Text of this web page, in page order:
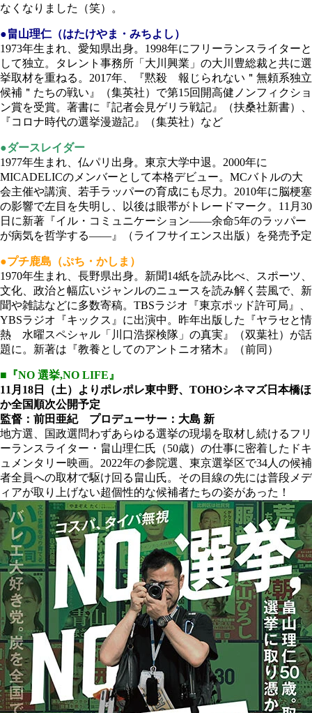
なくなりました（笑）。
●畠山理仁（はたけやま・みちよし）
1973年生まれ、愛知県出身。1998年にフリーランスライターと
して独立。タレント事務所「大川興業」の大川豊総裁と共に選
挙取材を重ねる。2017年、『黙殺 報じられない＂無頼系独立
候補＂たちの戦い』（集英社）で第15回開高健ノンフィクショ
ン賞を受賞。著書に『記者会見ゲリラ戦記』（扶桑社新書）、
『コロナ時代の選挙漫遊記』（集英社）など
●ダースレイダー
1977年生まれ、仏パリ出身。東京大学中退。2000年に
MICADELICのメンバーとして本格デビュー。MCバトルの大
会主催や講演、若手ラッパーの育成にも尽力。2010年に脳梗塞
の影響で左目を失明し、以後は眼帯がトレードマーク。11月30
日に新著『イル・コミュニケーション――余命5年のラッパー
が病気を哲学する――』（ライフサイエンス出版）を発売予定
●プチ鹿島（ぷち・かしま）
1970年生まれ、長野県出身。新聞14紙を読み比べ、スポーツ、
文化、政治と幅広いジャンルのニュースを読み解く芸風で、新
聞や雑誌などに多数寄稿。TBSラジオ『東京ポッド許可局』、
YBSラジオ『キックス』に出演中。昨年出版した『ヤラセと情
熱 水曜スペシャル「川口浩探検隊」の真実』（双葉社）が話
題に。新著は『教養としてのアントニオ猪木』（前同）
■『NO 選挙,NO LIFE』
11月18日（土）よりポレポレ東中野、TOHOシネマズ日本橋ほ
か全国順次公開予定
監督：前田亜紀 プロデューサー：大島 新
地方選、国政選問わずあらゆる選挙の現場を取材し続けるフリ
ーランスライター・畠山理仁氏（50歳）の仕事に密着したドキ
ュメンタリー映画。2022年の参院選、東京選挙区で34人の候補
者全員への取材で駆け回る畠山氏。その目線の先には普段メデ
ィアが取り上げない超個性的な候補者たちの姿があった！